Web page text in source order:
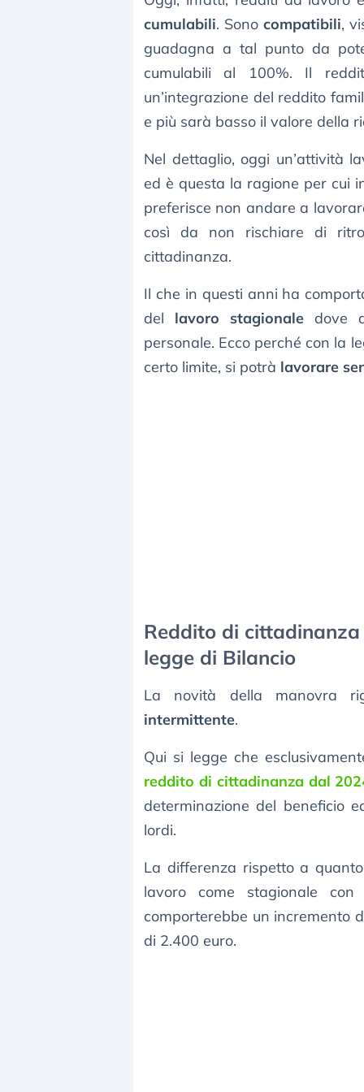
cumulabili. Sonocompatibili,
guadagna a tal punto da
cumulabili al 100%. Il
un’integrazione del reddito
e più sarà basso il valore della
Nel dettaglio, oggi un’attività
ed è questa la ragione per cui
preferisce non andare a
così da non rischiare di
cittadinanza.
Il che in questi anni ha
del lavoro stagionaledove
personale. Ecco perché con la
certo limite, si potrà lavorare
Reddito di
legge di Bilancio
La novità della manovra
intermittente.
Qui si legge che
reddito di cittadinanza dal
determinazione del beneficio
lordi.
La differenza rispetto a
lavoro come stagionale
comporterebbe un incremento
di 2.400 euro.